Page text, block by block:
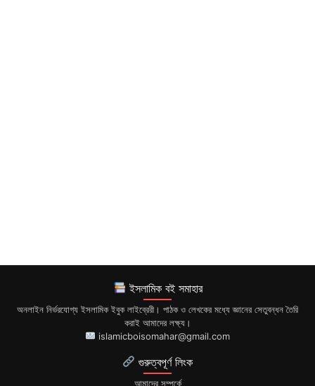
ইসলামিক বই সমাহার
অনলাইন নির্ভরযোগ্য ইসলামিক ইবুক লাইব্রেরী। পাঠক ও লেখকের মধ্যে জ্ঞানের সেতুবন্ধন তৈরি
করাই আমাদের লক্ষ্য।
islamicboisomahar@gmail.com
গুরুত্বপূর্ণ লিংক
আমাদের সম্পর্কে